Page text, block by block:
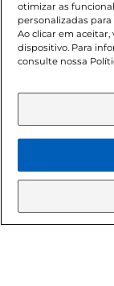
sofrer alterações
de bebidas
Lei n.º 8069/90,
Adolescente).
aviso prévio. O
©
otimizar as
personalizadas
Ao clicar em
dispositivo. Para
consulte nossa